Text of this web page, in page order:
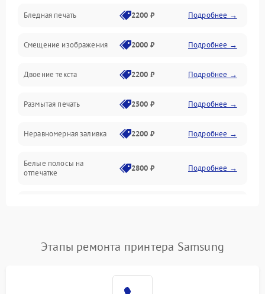
Картриджи и расходники
Механика и узлы
Подключение и интерфейсы
Панель управления и индикация
Режим работы
Питание и запуск
Бледная печать 2200 ₽ Подробнее →
Смещение изображения 2000 ₽ Подробнее →
Двоение текста 2200 ₽ Подробнее →
Размытая печать 2500 ₽ Подробнее →
Неравномерная заливка 2200 ₽ Подробнее →
Белые полосы на
отпечатке
2800 ₽ Подробнее →
Этапы ремонта принтера Samsung